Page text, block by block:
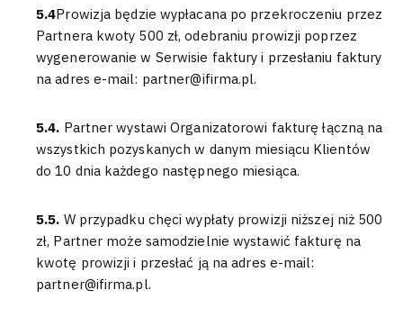
5.4Prowizja będzie wypłacana po przekroczeniu przez
Partnera kwoty 500 zł, odebraniu prowizji poprzez
wygenerowanie w Serwisie faktury i przesłaniu faktury
na adres e-mail: partner@ifirma.pl.
5.4. Partner wystawi Organizatorowi fakturę łączną na
wszystkich pozyskanych w danym miesiącu Klientów
do 10 dnia każdego następnego miesiąca.
5.5. W przypadku chęci wypłaty prowizji niższej niż 500
zł, Partner może samodzielnie wystawić fakturę na
kwotę prowizji i przesłać ją na adres e-mail:
partner@ifirma.pl.